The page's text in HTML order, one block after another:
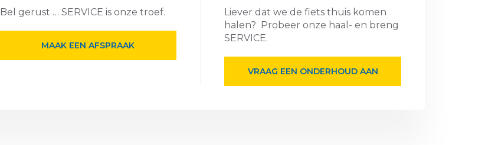
Bel gerust … SERVICE is onze troef.
MAAK EEN AFSPRAAK
Liever dat we de fiets thuis komen
halen? Probeer onze haal- en breng
SERVICE.
VRAAG EEN ONDERHOUD AAN